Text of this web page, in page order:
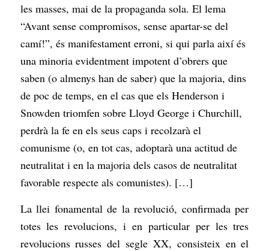
les masses, mai de la propaganda sola. El lema
“Avant sense compromisos, sense apartar-se del
camí!”, és manifestament erroni, si qui parla així és
una minoria evidentment impotent d’obrers que
saben (o almenys han de saber) que la majoria, dins
de poc de temps, en el cas que els Henderson i
Snowden triomfen sobre Lloyd George i Churchill,
perdrà la fe en els seus caps i recolzarà el
comunisme (o, en tot cas, adoptarà una actitud de
neutralitat i en la majoria dels casos de neutralitat
favorable respecte als comunistes). […]
La llei fonamental de la revolució, confirmada per
totes les revolucions, i en particular per les tres
revolucions russes del segle XX, consisteix en el